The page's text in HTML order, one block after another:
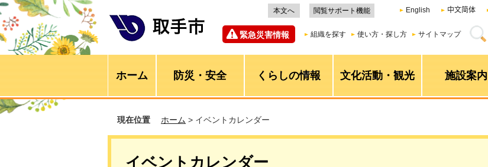
本文へ 閲覧サポート機能 English 中文简体
緊急災害情報 組織を探す 使い方・探し方 サイトマップ
ホーム 防災・安全 くらしの情報 文化活動・観光 施設案内
現在位置 ホーム > イベントカレンダー
イベントカレンダー